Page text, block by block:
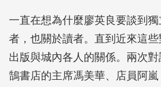
一直在想為什麼廖英良要談到
者，也關於讀者。直到近來這
出版與城內各人的關係。兩次
鵠書店的主席馮美華、店員阿